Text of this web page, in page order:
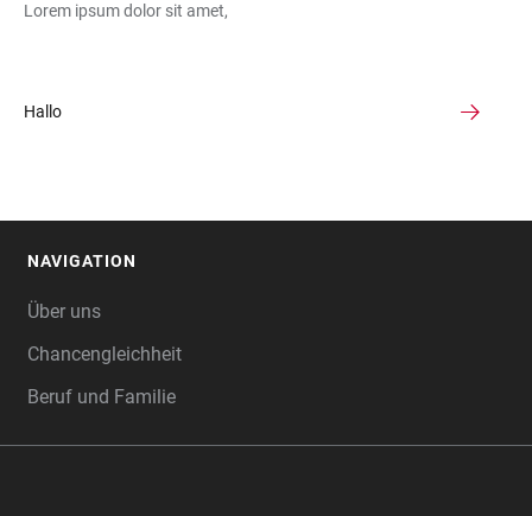
Lorem ipsum dolor sit amet,
Hallo
NAVIGATION
Über uns
Chancengleichheit
Beruf und Familie